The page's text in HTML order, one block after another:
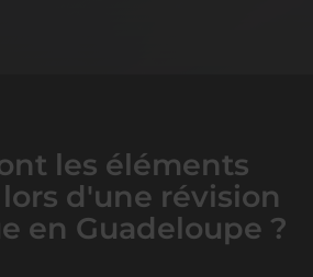
les éléments
d'une révision
en Guadeloupe ?